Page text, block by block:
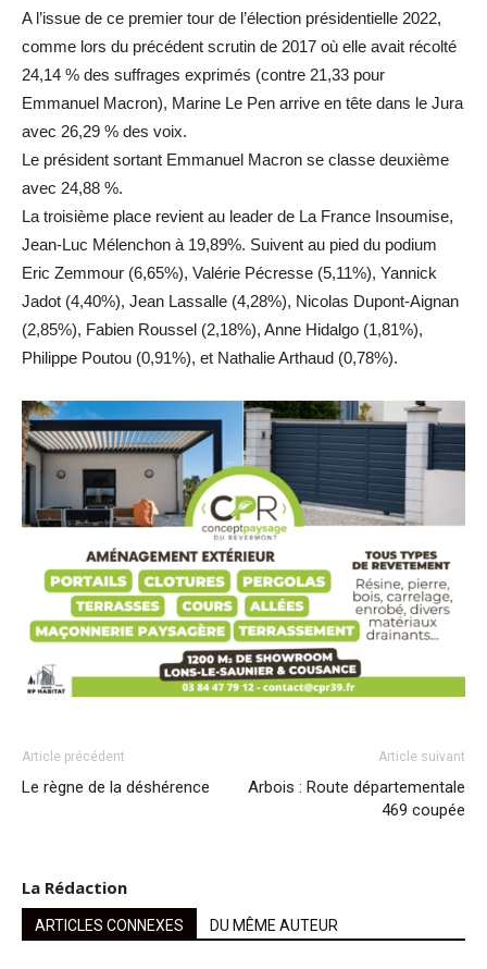
A l’issue de ce premier tour de l’élection présidentielle 2022,
comme lors du précédent scrutin de 2017 où elle avait récolté
24,14 % des suffrages exprimés (contre 21,33 pour
Emmanuel Macron), Marine Le Pen arrive en tête dans le Jura
avec 26,29 % des voix.
Le président sortant Emmanuel Macron se classe deuxième
avec 24,88 %.
La troisième place revient au leader de La France Insoumise,
Jean-Luc Mélenchon à 19,89%. Suivent au pied du podium
Eric Zemmour (6,65%), Valérie Pécresse (5,11%), Yannick
Jadot (4,40%), Jean Lassalle (4,28%), Nicolas Dupont-Aignan
(2,85%), Fabien Roussel (2,18%), Anne Hidalgo (1,81%),
Philippe Poutou (0,91%), et Nathalie Arthaud (0,78%).
Article précédent
Le règne de la déshérence
Article suivant
Arbois : Route départementale
469 coupée
La Rédaction
ARTICLES CONNEXES DU MÊME AUTEUR